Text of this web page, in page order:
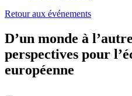
Retour aux événements
D’un monde à
perspectives pour
européenne